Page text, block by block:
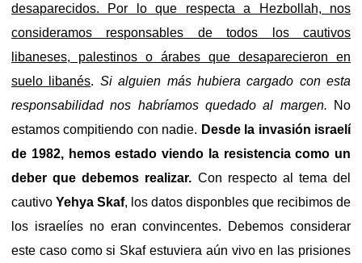
desaparecidos. Por lo que respecta a Hezbollah, nos
consideramos responsables de todos los cautivos
libaneses, palestinos o árabes que desaparecieron en
suelo libanés. Si alguien más hubiera cargado con esta
responsabilidad nos habríamos quedado al margen. No
estamos compitiendo con nadie. Desde la invasión israelí
de 1982, hemos estado viendo la resistencia como un
deber que debemos realizar. Con respecto al tema del
cautivo Yehya Skaf, los datos disponbles que recibimos de
los israelíes no eran convincentes. Debemos considerar
este caso como si Skaf estuviera aún vivo en las prisiones